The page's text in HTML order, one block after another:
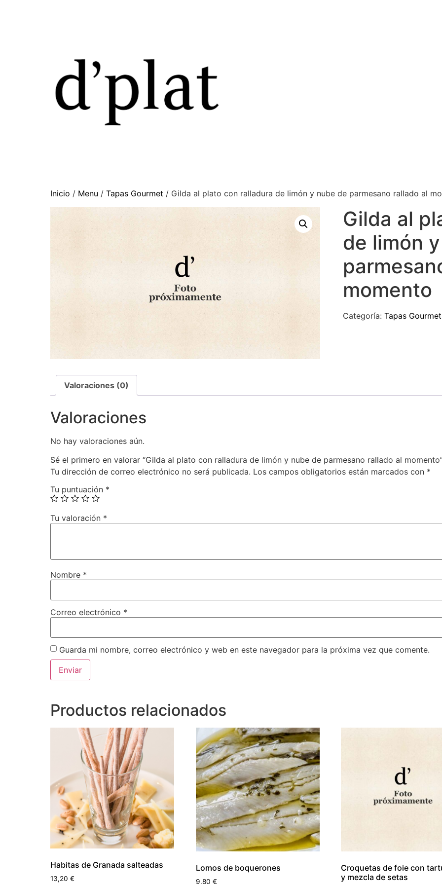
Inicio / Menu / Tapas Gourmet / Gilda al plato con ralladura de limón y nube de parmesano rallado al
Gilda al
de limón
momento
Categoría: Tapas Gourmet
Valoraciones (0)
Valoraciones
No hay valoraciones aún.
Sé el primero en valorar “Gilda al plato con ralladura de limón y nube de parmesano rallado al
Tu dirección de correo electrónico no será publicada. Los campos obligatorios están marcados con *
Tu puntuación *
Tu valoración *
Nombre *
Correo electrónico *
Guarda mi nombre, correo electrónico y web en este navegador para la próxima vez que comente.
Productos relacionados
Habitas de Granada salteadas
13,20 €
Lomos de boquerones
9,80 €
Croquetas de foie con
y mezcla de setas